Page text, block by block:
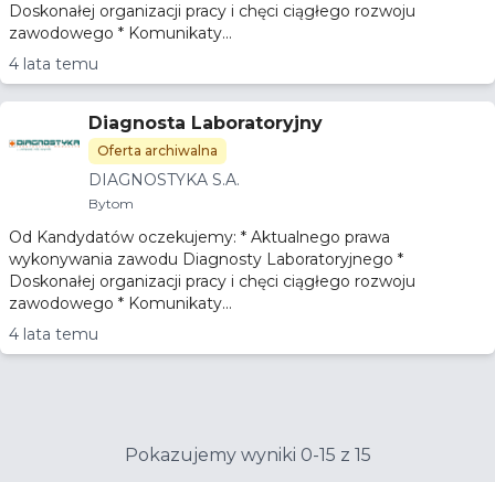
Doskonałej organizacji pracy i chęci ciągłego rozwoju
zawodowego * Komunikaty...
4 lata temu
Diagnosta Laboratoryjny
Oferta archiwalna
DIAGNOSTYKA S.A.
Bytom
Od Kandydatów oczekujemy: * Aktualnego prawa
wykonywania zawodu Diagnosty Laboratoryjnego *
Doskonałej organizacji pracy i chęci ciągłego rozwoju
zawodowego * Komunikaty...
4 lata temu
Pokazujemy wyniki 0-15 z 15